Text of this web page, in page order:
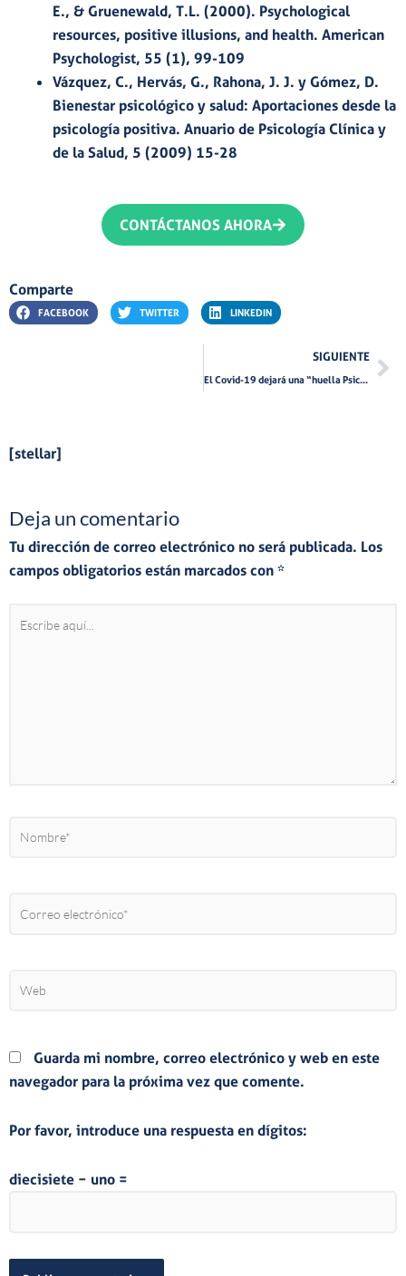
E., & Gruenewald, T.L. (2000). Psychological
resources, positive illusions, and health. American
Psychologist, 55 (1), 99-109
Vázquez, C., Hervás, G., Rahona, J. J. y Gómez, D.
Bienestar psicológico y salud: Aportaciones desde la
psicología positiva. Anuario de Psicología Clínica y
de la Salud, 5 (2009) 15-28
CONTÁCTANOS AHORA
Comparte
FACEBOOK TWITTER LINKEDIN
SIGUIENTE
El Covid-19 dejará una “huella Psicológica” en todos nosotros
[stellar]
Deja un comentario
Tu dirección de correo electrónico no será publicada. Los
campos obligatorios están marcados con *
Guarda mi nombre, correo electrónico y web en este
navegador para la próxima vez que comente.
Por favor, introduce una respuesta en dígitos:
diecisiete − uno =